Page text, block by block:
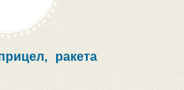
ракета